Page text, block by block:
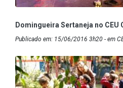
Domingueira Sertaneja no CEU
Publicado em: 15/06/2016 3h20 - em